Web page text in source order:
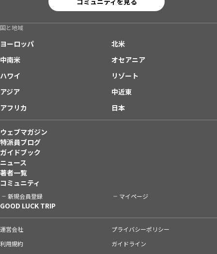
国と地域
ヨーロッパ
北米
中南米
オセアニア
ハワイ
リゾート
アジア
中近東
アフリカ
日本
ウェブマガジン
特派員ブログ
ガイドブック
ニュース
著者一覧
コミュニティ
新規会員登録 マイページ
GOOD LUCK TRIP
運営会社
プライバシーポリシー
利用規約
ガイドライン